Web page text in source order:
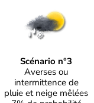
Scénario n°3
Averses ou
intermittence de
pluie et neige mêlées